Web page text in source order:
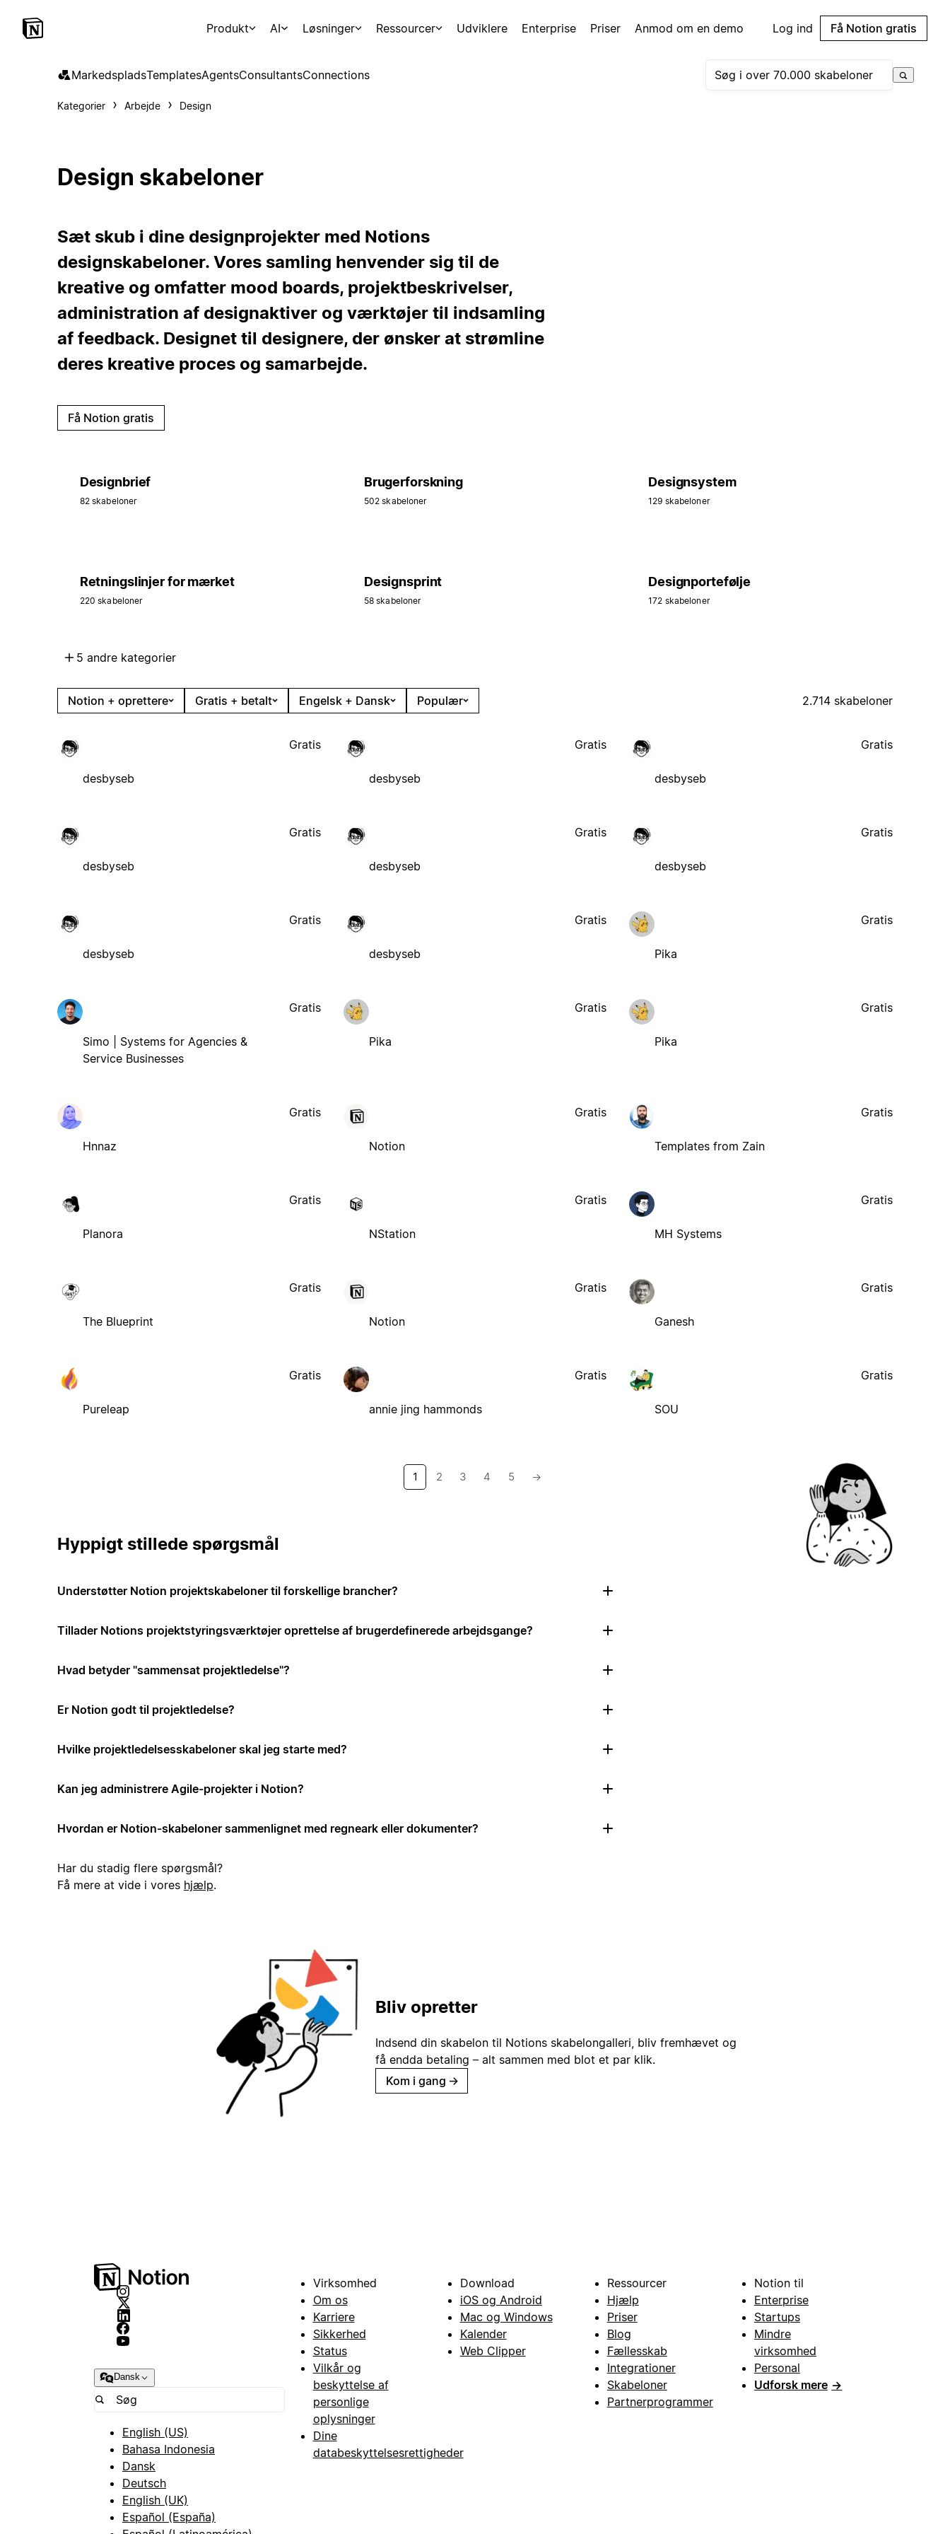
Produkt AI Løsninger Ressourcer Udviklere Enterprise Priser Anmod om en demo Log ind Få Notion gratis
MarkedspladsTemplatesAgentsConsultantsConnections
Kategorier Arbejde Design
Design skabeloner
Sæt skub i dine designprojekter med Notions
designskabeloner. Vores samling henvender sig til de
kreative og omfatter mood boards, projektbeskrivelser,
administration af designaktiver og værktøjer til indsamling
af feedback. Designet til designere, der ønsker at strømline
deres kreative proces og samarbejde.
Få Notion gratis
Designbrief
82 skabeloner
Brugerforskning
502 skabeloner
Designsystem
129 skabeloner
Retningslinjer for mærket
220 skabeloner
Designsprint
58 skabeloner
Designportefølje
172 skabeloner
5 andre kategorier
Notion + oprettere Gratis + betalt Engelsk + Dansk Populær 2.714 skabeloner
desbyseb
Gratis
desbyseb
Gratis
desbyseb
Gratis
desbyseb
Gratis
desbyseb
Gratis
desbyseb
Gratis
desbyseb
Gratis
desbyseb
Gratis
Pika
Gratis
Simo | Systems for Agencies &
Service Businesses
Gratis
Pika
Gratis
Pika
Gratis
Hnnaz
Gratis
Notion
Gratis
Templates from Zain
Gratis
Planora
Gratis
NStation
Gratis
MH Systems
Gratis
The Blueprint
Gratis
Notion
Gratis
Ganesh
Gratis
Pureleap
Gratis
annie jing hammonds
Gratis
SOU
Gratis
1 2 3 4 5 →
Hyppigt stillede spørgsmål
Understøtter Notion projektskabeloner til forskellige brancher?
Tillader Notions projektstyringsværktøjer oprettelse af brugerdefinerede arbejdsgange?
Hvad betyder "sammensat projektledelse"?
Er Notion godt til projektledelse?
Hvilke projektledelsesskabeloner skal jeg starte med?
Kan jeg administrere Agile-projekter i Notion?
Hvordan er Notion-skabeloner sammenlignet med regneark eller dokumenter?
Har du stadig flere spørgsmål?
Få mere at vide i vores hjælp.
Bliv opretter
Indsend din skabelon til Notions skabelongalleri, bliv fremhævet og
få endda betaling – alt sammen med blot et par klik.
Kom i gang →
Dansk
English (US)
Bahasa Indonesia
Dansk
Deutsch
English (UK)
Español (España)
Virksomhed
Om os
Karriere
Sikkerhed
Status
Vilkår og
beskyttelse af
personlige
oplysninger
Dine
databeskyttelsesrettigheder
Download
iOS og Android
Mac og Windows
Kalender
Web Clipper
Ressourcer
Hjælp
Priser
Blog
Fællesskab
Integrationer
Skabeloner
Partnerprogrammer
Notion til
Enterprise
Startups
Mindre
virksomhed
Personal
Udforsk mere →